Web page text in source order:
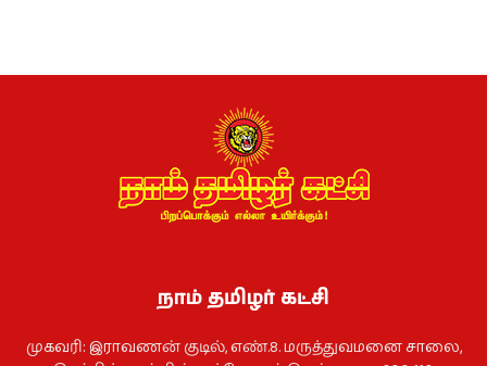
நாம் தமிழர் கட்சி
முகவரி: இராவணன் குடில், எண்.8. மருத்துவமனை சாலை,